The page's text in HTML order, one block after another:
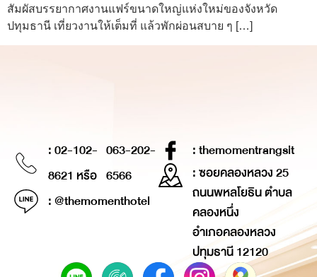
สัมผัสบรรยากาศงานแฟร์ขนาดใหญ่แห่งใหม่ของจังหวัด
ปทุมธานี เที่ยวงานให้เต็มที่ แล้วพักผ่อนสบาย ๆ […]
: 02-102-
8621 หรือ
063-202-
6566
: @themomenthotel
: themomentrangsit
: ซอยคลองหลวง 25
ถนนพหลโยธิน ตำบล
คลองหนึ่ง
อำเภอคลองหลวง
ปทุมธานี 12120